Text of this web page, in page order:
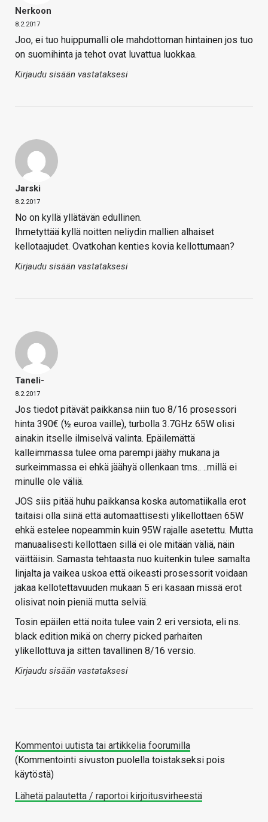
Nerkoon
8.2.2017
Joo, ei tuo huippumalli ole mahdottoman hintainen jos tuo
on suomihinta ja tehot ovat luvattua luokkaa.
Kirjaudu sisään vastataksesi
Jarski
8.2.2017
No on kyllä yllätävän edullinen.
Ihmetyttää kyllä noitten neliydin mallien alhaiset
kellotaajudet. Ovatkohan kenties kovia kellottumaan?
Kirjaudu sisään vastataksesi
Taneli-
8.2.2017
Jos tiedot pitävät paikkansa niin tuo 8/16 prosessori
hinta 390€ (½ euroa vaille), turbolla 3.7GHz 65W olisi
ainakin itselle ilmiselvä valinta. Epäilemättä
kalleimmassa tulee oma parempi jäähy mukana ja
surkeimmassa ei ehkä jäähyä ollenkaan tms.. ..millä ei
minulle ole väliä.
JOS siis pitää huhu paikkansa koska automatiikalla erot
taitaisi olla siinä että automaattisesti ylikellottaen 65W
ehkä estelee nopeammin kuin 95W rajalle asetettu. Mutta
manuaalisesti kellottaen sillä ei ole mitään väliä, näin
väittäisin. Samasta tehtaasta nuo kuitenkin tulee samalta
linjalta ja vaikea uskoa että oikeasti prosessorit voidaan
jakaa kellotettavuuden mukaan 5 eri kasaan missä erot
olisivat noin pieniä mutta selviä.
Tosin epäilen että noita tulee vain 2 eri versiota, eli ns.
black edition mikä on cherry picked parhaiten
ylikellottuva ja sitten tavallinen 8/16 versio.
Kirjaudu sisään vastataksesi
Kommentoi uutista tai artikkelia foorumilla
(Kommentointi sivuston puolella toistakseksi pois
käytöstä)
Lähetä palautetta / raportoi kirjoitusvirheestä